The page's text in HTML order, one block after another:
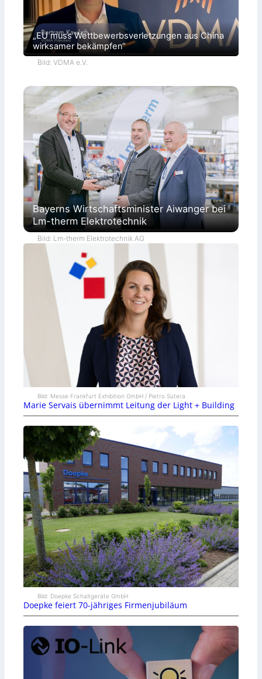
„EU muss Wettbewerbsverletzungen aus China
wirksamer bekämpfen“
Bild: VDMA e.V.
Bayerns Wirtschaftsminister Aiwanger bei
Lm-therm Elektrotechnik
Bild: Lm-therm Elektrotechnik AG
Bild: Messe Frankfurt Exhibition GmbH / Pietro Sutera
Marie Servais übernimmt Leitung der Light + Building
Bild: Doepke Schaltgeräte GmbH
Doepke feiert 70-jähriges Firmenjubiläum